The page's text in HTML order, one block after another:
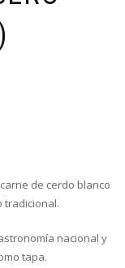
de cerdo blanco
tradicional.
nacional y
tapa.